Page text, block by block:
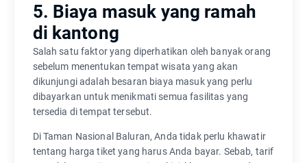
5. Biaya masuk yang ramah
di kantong
Salah satu faktor yang diperhatikan oleh banyak orang
sebelum menentukan tempat wisata yang akan
dikunjungi adalah besaran biaya masuk yang perlu
dibayarkan untuk menikmati semua fasilitas yang
tersedia di tempat tersebut.
Di Taman Nasional Baluran, Anda tidak perlu khawatir
tentang harga tiket yang harus Anda bayar. Sebab, tarif